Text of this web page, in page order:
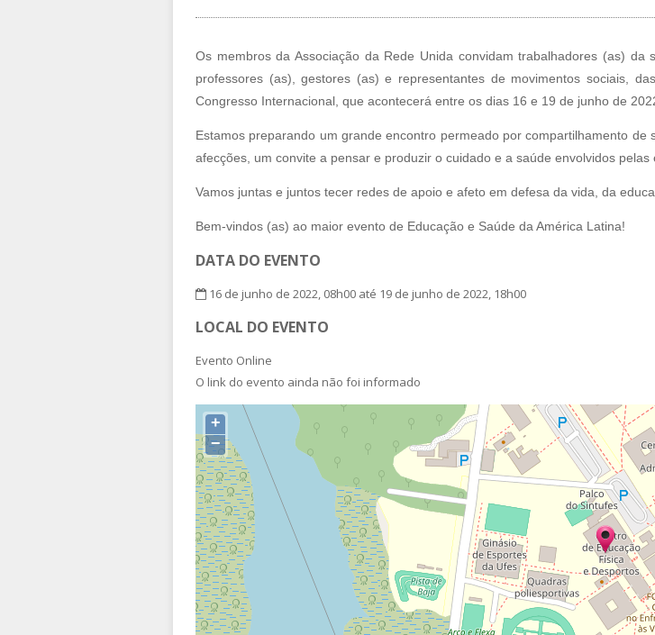
Os membros da Associação da Rede Unida convidam trabalhadores (as) da
professores (as), gestores (as) e representantes de movimentos sociais,
Congresso Internacional, que acontecerá entre os dias 16 e 19 de junho de
Estamos preparando um grande encontro permeado por compartilhamento
afecções, um convite a pensar e produzir o cuidado e a saúde envolvidos
Vamos juntas e juntos tecer redes de apoio e afeto em defesa da vida, da
Bem-vindos (as) ao maior evento de Educação e Saúde da América Latina!
DATA DO EVENTO
16 de junho de 2022, 08h00 até 19 de junho de 2022, 18h00
LOCAL DO EVENTO
Evento Online
O link do evento ainda não foi informado
+
−